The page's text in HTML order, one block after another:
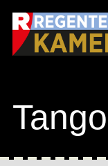
Skip to content